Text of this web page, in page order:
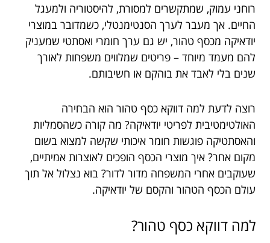
רוחני עמוק, שמתקשרים למסורת, להיסטוריה ולמעגל
החיים. אך מעבר לערך הסנטימנטלי, כשמדובר במוצרי
יודאיקה מכסף טהור, יש גם ערך חומרי ואסתטי שמעניק
להם מעמד מיוחד – פריטים שמלווים משפחות לאורך
שנים בלי לאבד את בוהקם או חשיבותם.
רוצה לדעת למה דווקא כסף טהור הוא הבחירה
האולטימטיבית לפריטי יודאיקה? מה קורה כשהסמליות
והאסתטיקה פוגשות חומר איכותי שקשה למצוא בשום
מקום אחר? איך מוצרי הכסף הופכים לאוצרות אמיתיים,
שעוקבים אחרי המשפחה מדור לדור? בוא נצלול אל תוך
עולם הכסף הטהור והקסם של יודאיקה.
למה דווקא כסף טהור?